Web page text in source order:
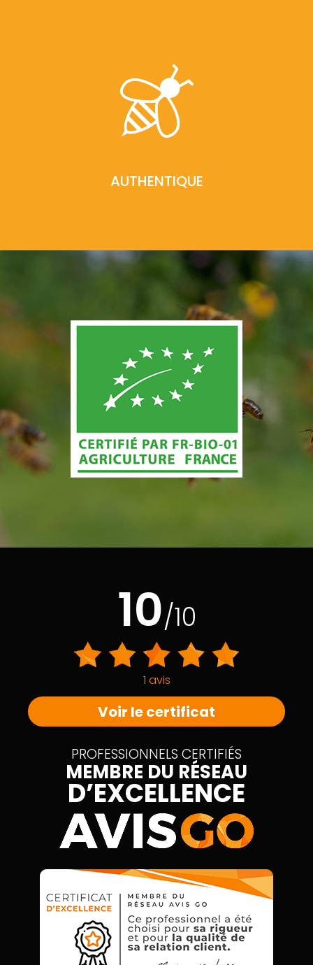
AUTHENTIQUE
10/10
1 avis
Voir le certificat
PROFESSIONNELS CERTIFIÉS
MEMBRE DU RÉSEAU
D’EXCELLENCE